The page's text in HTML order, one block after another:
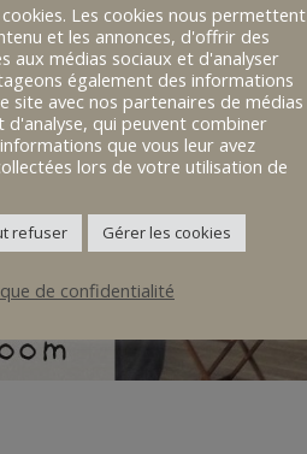
Les cookies nous permettent
et les annonces, d'offrir des
aux médias sociaux et d'analyser
également des informations
site avec nos partenaires de médias
d'analyse, qui peuvent combiner
que vous leur avez
lors de votre utilisation de
refuser Gérer les cookies
de confidentialité